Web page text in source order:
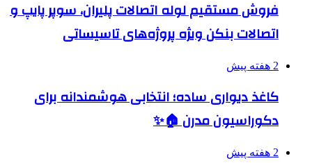
فروش مستقیم لوله اتصالات پلیران، سوپر پایپ و
اتصالات بنکن ویژه پروژه‌های تاسیساتی
2 هفته پیش
کاغذ دیواری ساده؛ انتخابی هوشمندانه برای
دکوراسیون مدرن 🏠✨
2 هفته پیش